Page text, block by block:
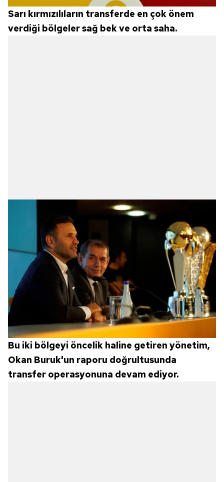
Sarı kırmızılıların transferde en çok önem
verdiği bölgeler sağ bek ve orta saha.
Bu iki bölgeyi öncelik haline getiren yönetim,
Okan Buruk'un raporu doğrultusunda
transfer operasyonuna devam ediyor.